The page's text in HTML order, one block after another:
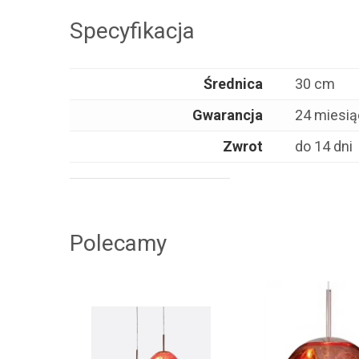
Specyfikacja
Średnica
30 cm
Gwarancja
24
Zwrot
do 14 dni
Polecamy